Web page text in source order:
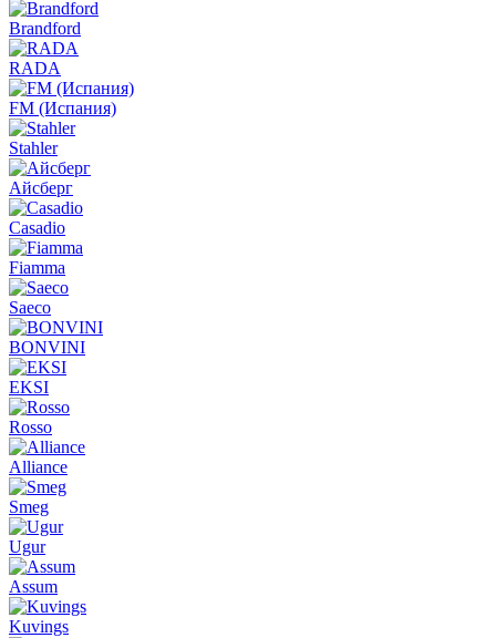
Brandford
RADA
FM (Испания)
Stahler
Айсберг
Casadio
Fiamma
Saeco
BONVINI
EKSI
Rosso
Alliance
Smeg
Ugur
Assum
Kuvings